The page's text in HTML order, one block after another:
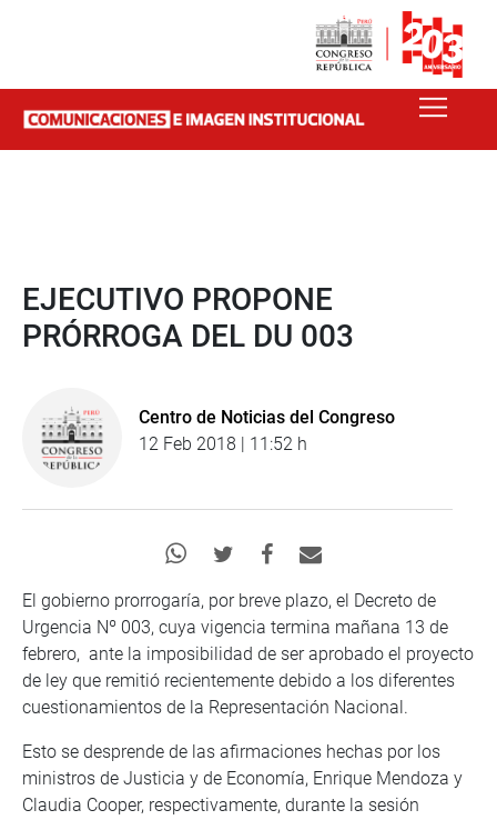
EJECUTIVO PROPONE
PRÓRROGA DEL DU 003
Centro de Noticias del Congreso
12 Feb 2018 | 11:52 h
El gobierno prorrogaría, por breve plazo, el Decreto de
Urgencia Nº 003, cuya vigencia termina mañana 13 de
febrero, ante la imposibilidad de ser aprobado el proyecto
de ley que remitió recientemente debido a los diferentes
cuestionamientos de la Representación Nacional.
Esto se desprende de las afirmaciones hechas por los
ministros de Justicia y de Economía, Enrique Mendoza y
Claudia Cooper, respectivamente, durante la sesión